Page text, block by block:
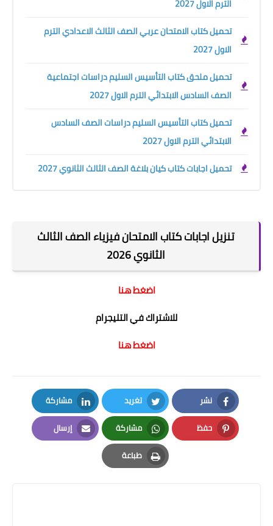
الترم الاول 2027
تحميل كتاب الامتحان عربي الصف الثالث الاعدادي الترم
الاول 2027
تحميل ملحق كتاب التأسيس السليم دراسات اجتماعية
الصف السادس الابتدائي الترم الاول 2027
تحميل كتاب التأسيس السليم دراسات الصف السادس
الابتدائي الترم الاول 2027
تحميل اجابات كتاب كيان بلاغة الصف الثالث الثانوي 2027
تنزيل اجابات كتاب الامتحان فيزياء الصف الثالث
الثانوي 2026
اضغط هنا
للاشتراك في التليجرام
اضغط هنا
نشر
Facebook
تغريد
Twitter
مشاركة
LinkedIn
حفظ
Pinterest
مشاركة
Whatsapp
إرسال
Email
طباعة
Print